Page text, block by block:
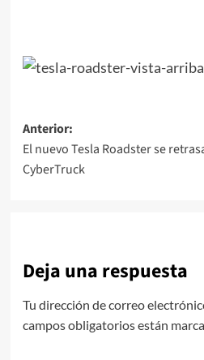
Navegación
de
entradas
Anterior:
El nuevo Tesla Roadster se
CyberTruck
Deja una respuesta
Tu dirección de correo
campos obligatorios están